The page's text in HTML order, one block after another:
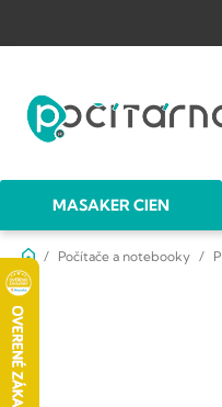
obsah
MASAKER CIEN
DomovPočítače a notebooky